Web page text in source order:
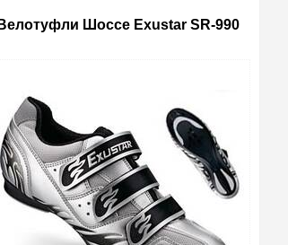
Велотуфли Шоссе Exustar SR-990